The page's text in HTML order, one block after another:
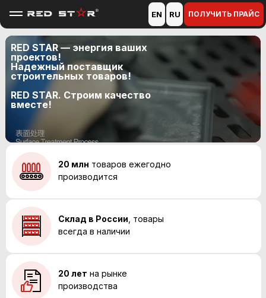
ПОЛУЧИТЬ ПРАЙС
EN RU
Склад в России , товары
всегда в наличии
20 лет на рынке
производства
20 млн товаров ежегодно
производится
RED STAR — энергия ваших
проектов!
Надежный поставщик
строительных товаров!
RED STAR. Строим качество
вместе!